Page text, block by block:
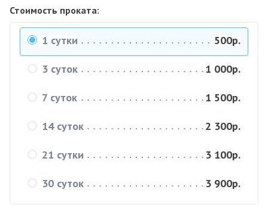
Стоимость проката:
1 сутки 500р.
3 суток 1 000р.
7 суток 1 500р.
14 суток 2 300р.
21 сутки 3 100р.
30 суток 3 900р.